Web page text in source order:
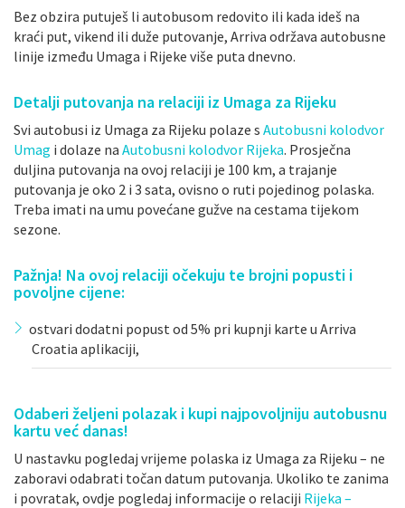
Bez obzira putuješ li autobusom redovito ili kada ideš na
kraći put, vikend ili duže putovanje, Arriva održava autobusne
linije između Umaga i Rijeke više puta dnevno.
Detalji putovanja na relaciji iz Umaga za Rijeku
Svi autobusi iz Umaga za Rijeku polaze s Autobusni kolodvor
Umag i dolaze na Autobusni kolodvor Rijeka. Prosječna
duljina putovanja na ovoj relaciji je 100 km, a trajanje
putovanja je oko 2 i 3 sata, ovisno o ruti pojedinog polaska.
Treba imati na umu povećane gužve na cestama tijekom
sezone.
Pažnja! Na ovoj relaciji očekuju te brojni popusti i
povoljne cijene:
ostvari dodatni popust od 5% pri kupnji karte u Arriva
Croatia aplikaciji,
Odaberi željeni polazak i kupi najpovoljniju autobusnu
kartu već danas!
U nastavku pogledaj vrijeme polaska iz Umaga za Rijeku – ne
zaboravi odabrati točan datum putovanja. Ukoliko te zanima
i povratak, ovdje pogledaj informacije o relaciji Rijeka –